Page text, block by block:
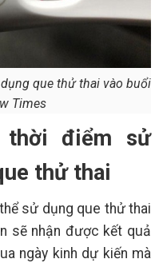
que thử thai vào buổi
Times
thời điểm sử
thử thai
sử dụng que thử thai
sẽ nhận được kết quả
ngày kinh dự kiến mà